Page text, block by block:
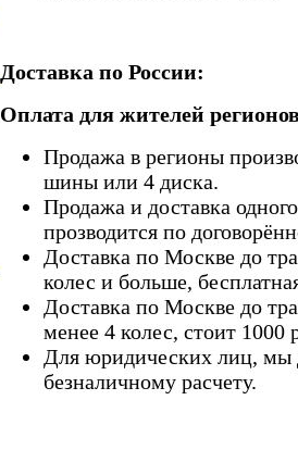
Доставка по России:
Оплата для жителей
Продажа в регионы
шины или 4 диска.
Продажа и доставка
прозводится по
Доставка по Москве до
колес и больше,
Доставка по Москве до
менее 4 колес, стоит 1000
Для юридических лиц, мы
безналичному расчету.